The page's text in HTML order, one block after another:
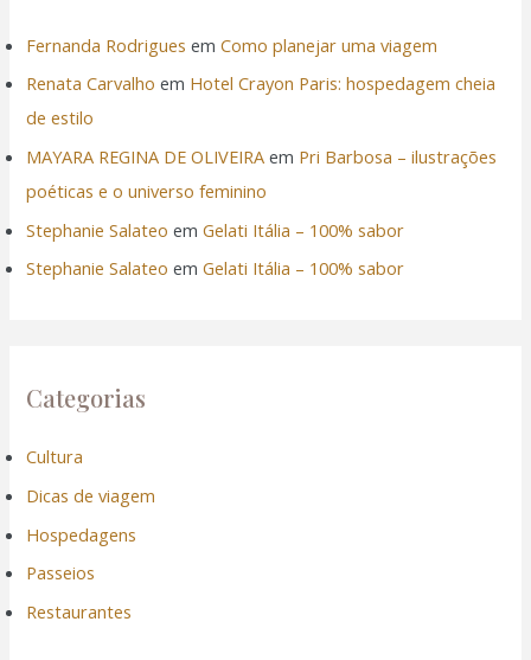
Fernanda Rodrigues emComo planejar uma viagem
Renata Carvalho em Hotel Crayon Paris: hospedagem cheia
de estilo
MAYARA REGINA DE OLIVEIRA em Pri Barbosa – ilustrações
poéticas e o universo feminino
Stephanie Salateo emGelati Itália – 100% sabor
Stephanie Salateo emGelati Itália – 100% sabor
Categorias
Cultura
Dicas de viagem
Hospedagens
Passeios
Restaurantes